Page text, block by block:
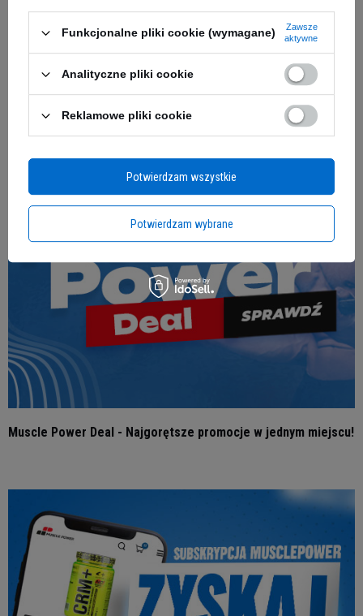
Zobacz także
Muscle Power Deal - Najgorętsze promocje w jednym miejscu!
Funkcjonalne pliki cookie (wymagane)
Zawsze
aktywne
Analityczne pliki cookie
Reklamowe pliki cookie
Potwierdzam wybrane
Potwierdzam wszystkie